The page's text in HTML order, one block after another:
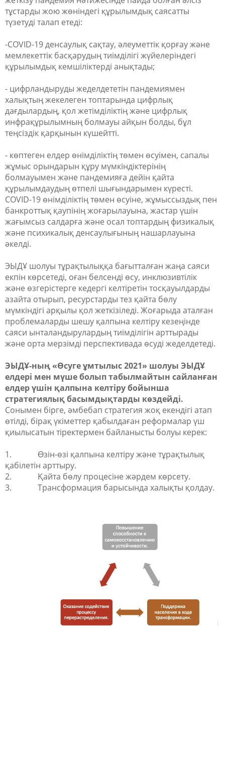
тұстарды жою жөніндегі құрылымдық саясатты
түзетуді талап етеді:
-COVID-19 денсаулық сақтау, әлеуметтік қорғау және
мемлекеттік басқарудың тиімділігі жүйелеріндегі
құрылымдық кемшіліктерді анықтады;
- цифрландыруды жеделдететін пандемиямен
халықтың жекелеген топтарында цифрлық
дағдылардың, қол жетімділіктің және цифрлық
инфрақұрылымның болмауы айқын болды, бұл
теңсіздік қарқынын күшейтті.
- көптеген елдер өнімділіктің төмен өсуімен, сапалы
жұмыс орындарын құру мүмкіндіктерінің
болмауымен және пандемияға дейін қайта
құрылымдаудың өтпелі шығындарымен күресті.
COVID-19 өнімділіктің төмен өсуіне, жұмыссыздық пен
банкроттық қаупінің жоғарылауына, жастар үшін
жағымсыз салдарға және осал топтардың физикалық
және психикалық денсаулығының нашарлауына
әкелді.
ЭЫДҰ шолуы тұрақтылыққа бағытталған жаңа саяси
екпін көрсетеді, оған белсенді өсу, инклюзивтілік
және өзгерістерге кедергі келтіретін тосқауылдарды
азайта отырып, ресурстарды тез қайта бөлу
мүмкіндігі арқылы қол жеткізіледі. Жоғарыда аталған
проблемаларды шешу қалпына келтіру кезеңінде
саяси ынталандырулардың тиімділігін арттырады
және орта мерзімді перспективада өсуді жеделдетеді.
ЭЫДҰ-ның«Өсуге ұмтылыс 2021» шолуы ЭЫДҰ
елдері мен мүше болып табылмайтын сайланған
елдер үшін қалпына келтіру бойынша
стратегиялық басымдықтарды көздейді.
Сонымен бірге, әмбебап стратегия жоқ екендігі атап
өтілді, бірақ үкіметтер қабылдаған реформалар үш
қиылысатын тіректермен байланысты болуы керек:
1.
Өзін-өзі қалпына келтіру және тұрақтылық
қабілетін арттыру.
2.
Қайта бөлу процесіне жәрдем көрсету.
3.
Трансформация барысында халықты қолдау.